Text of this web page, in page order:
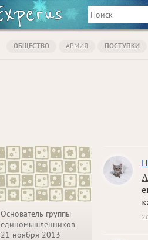
ОБЩЕСТВО АРМИЯ ПОСТУПКИ
Основатель группы
единомышленников
21 ноября 2013